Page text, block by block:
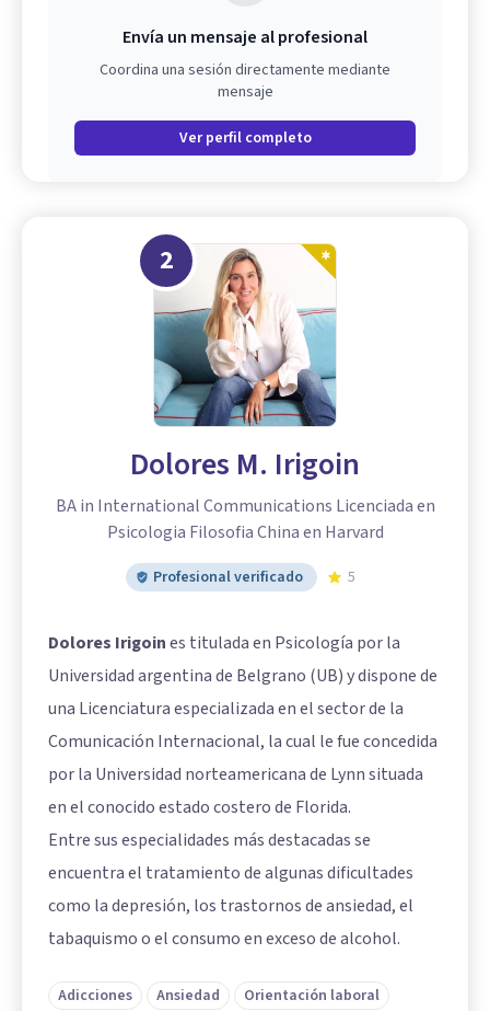
Envía un mensaje al profesional
Coordina una sesión directamente mediante
mensaje
Ver perfil completo
2
Dolores M. Irigoin
BA in International Communications Licenciada en
Psicologia Filosofia China en Harvard
Profesional verificado 5
Dolores Irigoines titulada en Psicología por la
Universidad argentina de Belgrano (UB) y dispone de
una Licenciatura especializada en el sector de la
Comunicación Internacional, la cual le fue concedida
por la Universidad norteamericana de Lynn situada
en el conocido estado costero de Florida.
Entre sus especialidades más destacadas se
encuentra el tratamiento de algunas dificultades
como la depresión, los trastornos de ansiedad, el
tabaquismo o el consumo en exceso de alcohol.
Adicciones Ansiedad
Orientación laboral